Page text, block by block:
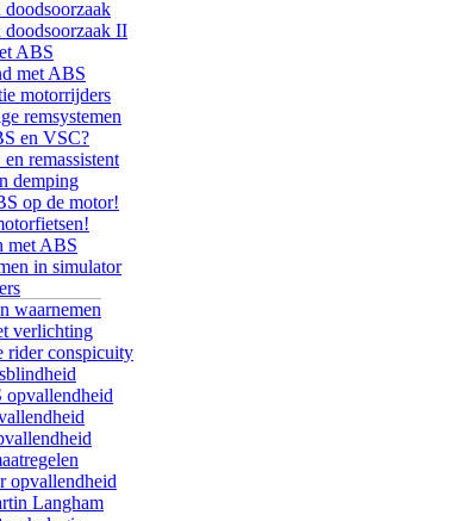
doodsoorzaak
doodsoorzaak II
ABS
met ABS
motorrijders
remsystemen
en VSC?
remassistent
demping
op de motor!
met ABS
in simulator
waarnemen
verlichting
rider conspicuity
opvallendheid
Langham